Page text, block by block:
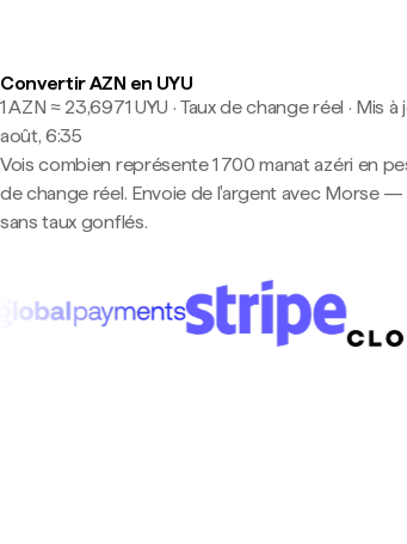
Convertir AZN en UYU
1 AZN ≈ 23,6971 UYU · Taux de change réel · Mis à
août, 6:35
Vois combien représente 1 700 manat azéri en
de change réel. Envoie de l'argent avec Morse —
sans taux gonflés.